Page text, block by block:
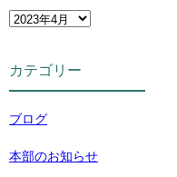
カテゴリー
ブログ
本部のお知らせ